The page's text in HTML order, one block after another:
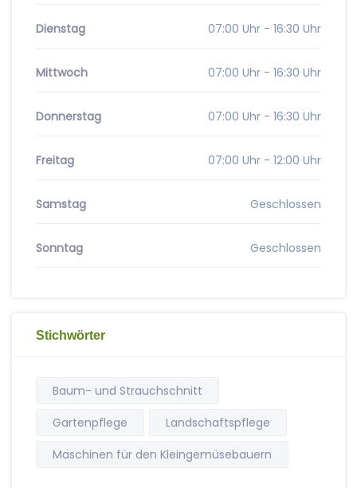
Dienstag 07:00 Uhr - 16:30 Uhr
Mittwoch 07:00 Uhr - 16:30 Uhr
Donnerstag 07:00 Uhr - 16:30 Uhr
Freitag 07:00 Uhr - 12:00 Uhr
Samstag Geschlossen
Sonntag Geschlossen
Stichwörter
Baum- und Strauchschnitt
Gartenpflege
Landschaftspflege
Maschinen für den Kleingemüsebauern